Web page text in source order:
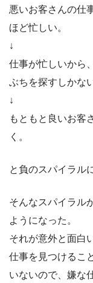
悪いお客さんの仕
ほど忙しい。
↓
仕事が忙しいから
ぶちを探すしかな
↓
もともと良いお客
く。
と負のスパイラル
そんなスパイラル
ようになった。
それが意外と面白
仕事を見つけるこ
いないので、嫌な